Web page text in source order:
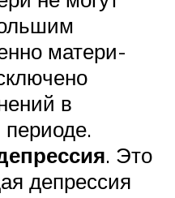
матери-
в
. Это
депрессия